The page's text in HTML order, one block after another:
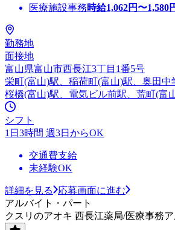
医療施設事務時給1,062円〜1,580
勤務地
面接地
富山県富山市西長江3丁目1番5号
栄町(富山)駅、稲荷町(富山)駅、奥田中
桜橋(富山)駅、電気ビル前駅、荒町(富
シフト
1日3時間 週3日からOK
交通費支給
未経験OK
詳細を見る
応募画面に進む
アルバイト・パート
クスリのアオキ 西長江薬局/医療事務